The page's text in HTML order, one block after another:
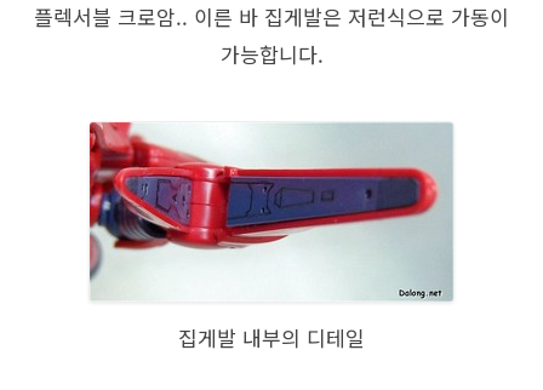
플렉서블 크로암.. 이른 바 집게발은 저런식으로 가동이
가능합니다.
집게발 내부의 디테일